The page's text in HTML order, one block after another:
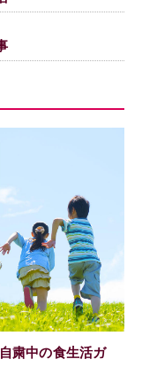
粛中の食生活ガ